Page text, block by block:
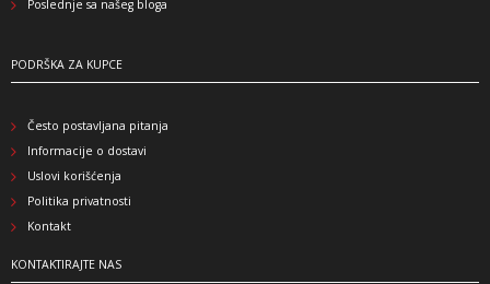
Poslednje sa našeg bloga
PODRŠKA ZA KUPCE
Često postavljana pitanja
Informacije o dostavi
Uslovi korišćenja
Politika privatnosti
Kontakt
KONTAKTIRAJTE NAS